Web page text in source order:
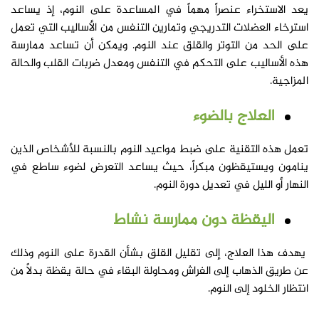
يعد الاستخراء عنصراً مهماً في المساعدة على النوم، إذ يساعد
استرخاء العضلات التدريجي وتمارين التنفس من الأساليب التي تعمل
على الحد من التوتر والقلق عند النوم. ويمكن أن تساعد ممارسة
هذه الأساليب على التحكم في التنفس ومعدل ضربات القلب والحالة
المزاجية.
العلاج بالضوء
تعمل هذه التقنية على ضبط مواعيد النوم بالنسبة للأشخاص الذين
ينامون ويستيقظون مبكراً، حيث يساعد التعرض لضوء ساطع في
النهار أو الليل في تعديل دورة النوم.
اليقظة دون ممارسة نشاط
يهدف هذا العلاج، إلى تقليل القلق بشأن القدرة على النوم وذلك
عن طريق الذهاب إلى الفراش ومحاولة البقاء في حالة يقظة بدلاً من
انتظار الخلود إلى النوم.